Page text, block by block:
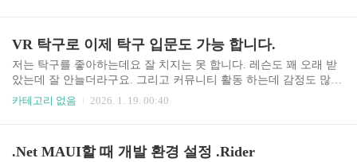
이며 많은 예측 모gmnam.tistory.com 1D CNN은 이런 파형 형태로 되
어있는 신호에서 특징을 찾아낼 때 주로 쓰입니다. 관련 제품애기 울
음소리로 배고픈지 쉬했는지 알려주는 앱https:/..
VR 탁구로 이제 탁구 입문도 가능 합니다.
저는 탁구를 좋아하는데요 잘 치지는 못 합니다. 레슨도 꽤 오래 받
았는데 잘 안늘더라구요. 그리고 커뮤니티 활동 하는데 감정도 많이
써야 해서 피곤하구요.그런던차에 VR로 탁구를 칠 수 있다는 것을
이 들어가고 제가 쓰던 기술 똑같이 다 구현이 됩니다. 제가 실수하
카테고리 없음 2026. 1. 19. 00:40
.Net MAUI할 때 개발 환경 설정 .Rider